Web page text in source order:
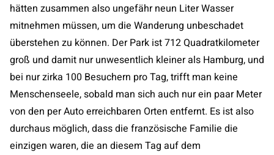
hätten zusammen also ungefähr neun Liter Wasser
mitnehmen müssen, um die Wanderung unbeschadet
überstehen zu können. Der Park ist 712 Quadratkilometer
groß und damit nur unwesentlich kleiner als Hamburg, und
bei nur zirka 100 Besuchern pro Tag, trifft man keine
Menschenseele, sobald man sich auch nur ein paar Meter
von den per Auto erreichbaren Orten entfernt. Es ist also
durchaus möglich, dass die französische Familie die
einzigen waren, die an diesem Tag auf dem